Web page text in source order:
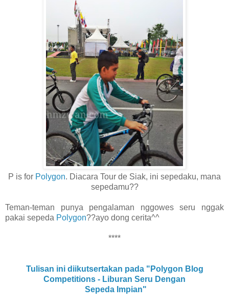
P is for Polygon. Diacara Tour de Siak, ini sepedaku, mana
sepedamu??
Teman-teman punya pengalaman nggowes seru nggak
pakai sepeda Polygon??ayo dong cerita^^
****
Tulisan ini diikutsertakan pada "Polygon Blog
Competitions - Liburan Seru Dengan
Sepeda Impian"